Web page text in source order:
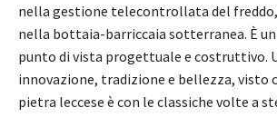
nella gestione telecontrollata del freddo,
nella bottaia-barriccaia sotterranea. È
punto di vista progettuale e costruttivo.
innovazione, tradizione e bellezza, visto
pietra leccese è con le classiche volte a